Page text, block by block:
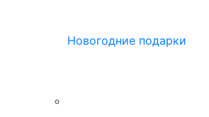
Новогодние подарки